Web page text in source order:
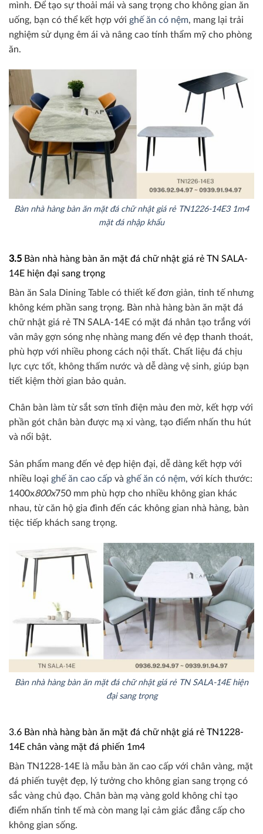
mình. Để tạo sự thoải mái và sang trọng cho không gian ăn
uống, bạn có thể kết hợp với ghế ăn có nệm, mang lại trải
nghiệm sử dụng êm ái và nâng cao tính thẩm mỹ cho phòng
ăn.
Bàn nhà hàng bàn ăn mặt đá chữ nhật giá rẻ TN1226-14E3 1m4
mặt đá nhập khẩu
3.5 Bàn nhà hàng bàn ăn mặt đá chữ nhật giá rẻ TN SALA-
14E hiện đại sang trọng
Bàn ăn Sala Dining Table có thiết kế đơn giản, tinh tế nhưng
không kém phần sang trọng. Bàn nhà hàng bàn ăn mặt đá
chữ nhật giá rẻ TN SALA-14E có mặt đá nhân tạo trắng với
vân mây gợn sóng nhẹ nhàng mang đến vẻ đẹp thanh thoát,
phù hợp với nhiều phong cách nội thất. Chất liệu đá chịu
lực cực tốt, không thấm nước và dễ dàng vệ sinh, giúp bạn
tiết kiệm thời gian bảo quản.
Chân bàn làm từ sắt sơn tĩnh điện màu đen mờ, kết hợp với
phần gót chân bàn được mạ xi vàng, tạo điểm nhấn thu hút
và nổi bật.
Sản phẩm mang đến vẻ đẹp hiện đại, dễ dàng kết hợp với
nhiều loại ghế ăn cao cấp và ghế ăn có nệm, với kích thước:
1400x800x750 mm phù hợp cho nhiều không gian khác
nhau, từ căn hộ gia đình đến các không gian nhà hàng, bàn
tiệc tiếp khách sang trọng.
Bàn nhà hàng bàn ăn mặt đá chữ nhật giá rẻ TN SALA-14E hiện
đại sang trọng
3.6 Bàn nhà hàng bàn ăn mặt đá chữ nhật giá rẻ TN1228-
14E chân vàng mặt đá phiến 1m4
Bàn TN1228-14E là mẫu bàn ăn cao cấp với chân vàng, mặt
đá phiến tuyệt đẹp, lý tưởng cho không gian sang trọng có
sắc vàng chủ đạo. Chân bàn mạ vàng gold không chỉ tạo
điểm nhấn tinh tế mà còn mang lại cảm giác đẳng cấp cho
không gian sống.